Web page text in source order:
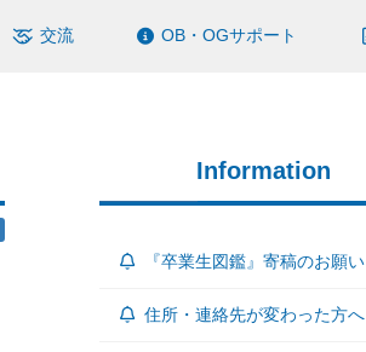
交流 OB・OGサポート
Information
『卒業生図鑑』寄稿のお願い
住所・連絡先が変わった方へ